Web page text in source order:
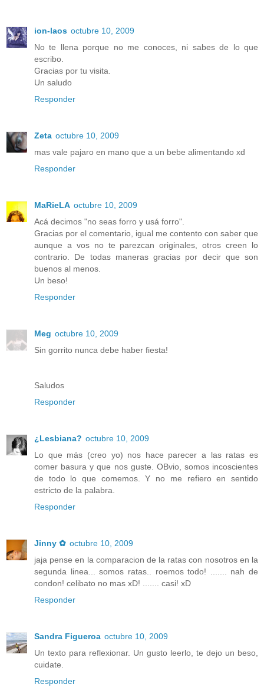
ion-laos octubre 10, 2009
No te llena porque no me conoces, ni sabes de lo que
escribo.
Gracias por tu visita.
Un saludo
Responder
Zeta octubre 10, 2009
mas vale pajaro en mano que a un bebe alimentando xd
Responder
MaRieLA octubre 10, 2009
Acá decimos "no seas forro y usá forro".
Gracias por el comentario, igual me contento con saber que
aunque a vos no te parezcan originales, otros creen lo
contrario. De todas maneras gracias por decir que son
buenos al menos.
Un beso!
Responder
Meg octubre 10, 2009
Sin gorrito nunca debe haber fiesta!
Saludos
Responder
¿Lesbiana? octubre 10, 2009
Lo que más (creo yo) nos hace parecer a las ratas es
comer basura y que nos guste. OBvio, somos incoscientes
de todo lo que comemos. Y no me refiero en sentido
estricto de la palabra.
Responder
Jinny ✿ octubre 10, 2009
jaja pense en la comparacion de la ratas con nosotros en la
segunda linea... somos ratas.. roemos todo! ....... nah de
condon! celibato no mas xD! ....... casi! xD
Responder
Sandra Figueroa octubre 10, 2009
Un texto para reflexionar. Un gusto leerlo, te dejo un beso,
cuidate.
Responder